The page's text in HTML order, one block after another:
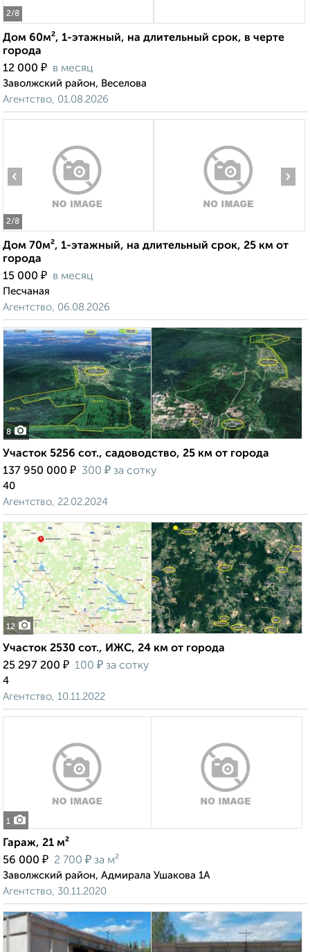
2/8
Дом 60м², 1-этажный, на длительный срок, в черте
города
12 000 ₽ в месяц
Заволжский район, Веселова
Агентство, 01.08.2026
2/8
‹ ›
Дом 70м², 1-этажный, на длительный срок, 25 км от
города
15 000 ₽ в месяц
Песчаная
Агентство, 06.08.2026
8
Участок 5256 сот., садоводство, 25 км от города
137 950 000 ₽ 300 ₽ за сотку
40
Агентство, 22.02.2024
12
Участок 2530 сот., ИЖС, 24 км от города
25 297 200 ₽ 100 ₽ за сотку
4
Агентство, 10.11.2022
1
Гараж, 21 м²
56 000 ₽ 2 700 ₽ за м²
Заволжский район, Адмирала Ушакова 1А
Агентство, 30.11.2020